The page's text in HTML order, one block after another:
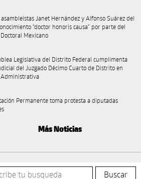
asambleístas Janet Hernández y Alfonso Suárez del
“doctor honoris causa” por parte del
Mexicano
Legislativa del Distrito Federal cumplimenta
del Juzgado Décimo Cuarto de Distrito en
Permanente toma protesta a diputadas
Más Noticias